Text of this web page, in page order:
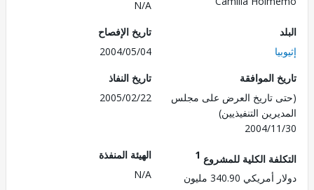
تاريخ الإفصاح
2004/05/04
الموافقة
تاريخ العرض على مجلس
التنفيذيين)
2004/
تاريخ النفاذ
2005/02/22
الكلية للمشروع1
340.90 مليون
الهيئة المنفذة